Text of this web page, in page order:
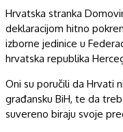
Hrvatska stranka
deklaracijom hitno
izborne jedinice u
hrvatska republika
Oni su poručili da Hrvati
građansku BiH, te da
suvereno biraju svoje